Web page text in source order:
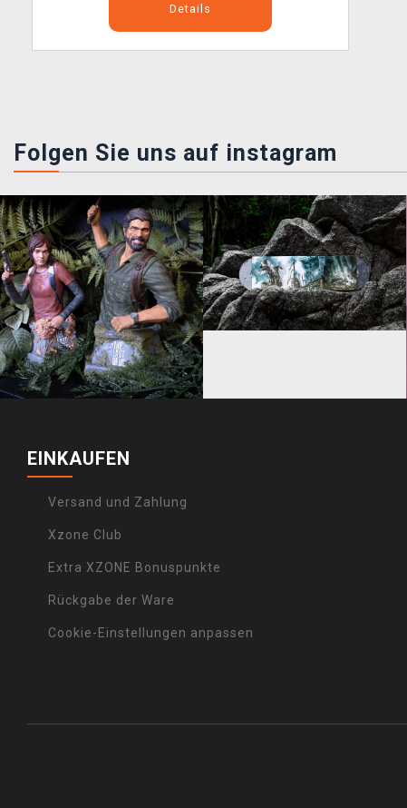
Details
Folgen Sie uns auf instagram
EINKAUFEN
Versand und Zahlung
Xzone Club
Extra XZONE Bonuspunkte
Rückgabe der Ware
Cookie-Einstellungen anpassen